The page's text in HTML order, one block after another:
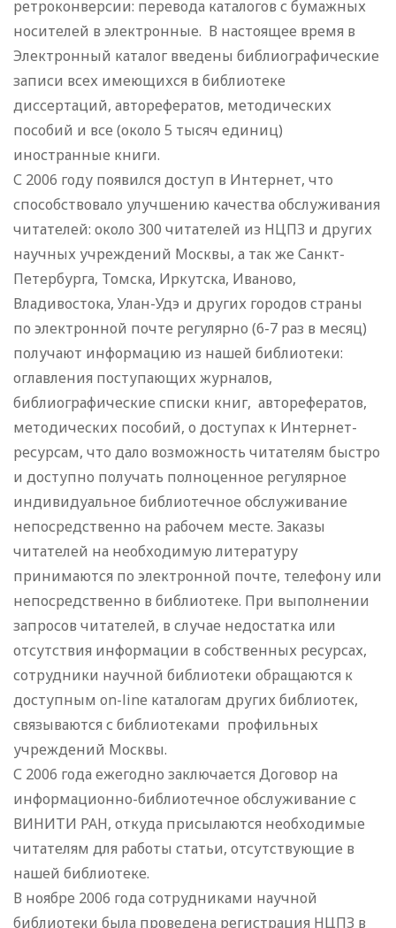
ретроконверсии: перевода каталогов с бумажных
носителей в электронные. В настоящее время в
Электронный каталог введены библиографические
записи всех имеющихся в библиотеке
диссертаций, авторефератов, методических
пособий и все (около 5 тысяч единиц)
иностранные книги.
С 2006 году появился доступ в Интернет, что
способствовало улучшению качества обслуживания
читателей: около 300 читателей из НЦПЗ и других
научных учреждений Москвы, а так же Санкт-
Петербурга, Томска, Иркутска, Иваново,
Владивостока, Улан-Удэ и других городов страны
по электронной почте регулярно (6-7 раз в месяц)
получают информацию из нашей библиотеки:
оглавления поступающих журналов,
библиографические списки книг, авторефератов,
методических пособий, о доступах к Интернет-
ресурсам, что дало возможность читателям быстро
и доступно получать полноценное регулярное
индивидуальное библиотечное обслуживание
непосредственно на рабочем месте. Заказы
читателей на необходимую литературу
принимаются по электронной почте, телефону или
непосредственно в библиотеке. При выполнении
запросов читателей, в случае недостатка или
отсутствия информации в собственных ресурсах,
сотрудники научной библиотеки обращаются к
доступным on-line каталогам других библиотек,
связываются с библиотеками профильных
учреждений Москвы.
С 2006 года ежегодно заключается Договор на
информационно-библиотечное обслуживание с
ВИНИТИ РАН, откуда присылаются необходимые
читателям для работы статьи, отсутствующие в
нашей библиотеке.
В ноябре 2006 года сотрудниками научной
библиотеки была проведена регистрация НЦПЗ в